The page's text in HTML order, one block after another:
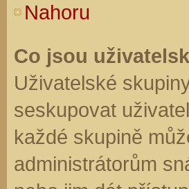
Nahoru
Co jsou
Uživatelské
seskupovat
každé skupině
administrátorům